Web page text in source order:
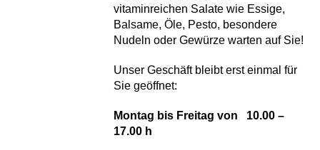
vitaminreichen Salate wie Essige,
Balsame, Öle, Pesto, besondere
Nudeln oder Gewürze warten auf Sie!
Unser Geschäft bleibt erst einmal für
Sie geöffnet:
Montag bis Freitag von 10.00 –
17.00 h